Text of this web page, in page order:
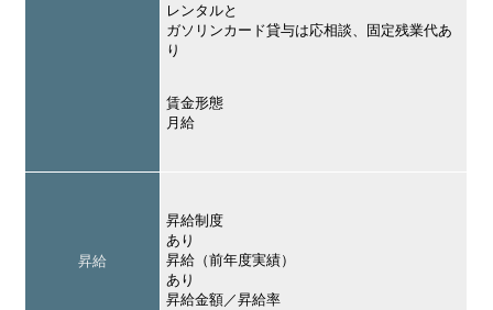
レンタルと
ガソリンカード貸与は応相談、固定残業代あ
り
賃金形態
月給
昇給
昇給制度
あり
昇給（前年度実績）
あり
昇給金額／昇給率